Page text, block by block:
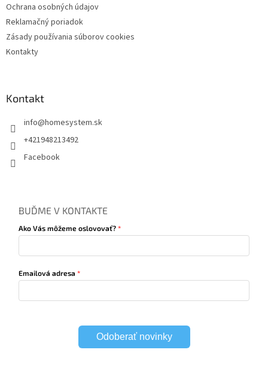
Ochrana osobných údajov
Reklamačný poriadok
Zásady používania súborov cookies
Kontakty
Kontakt
info@homesystem.sk
+421948213492
Facebook
BUĎME V KONTAKTE
Ako Vás môžeme oslovovať?
Emailová adresa
Odoberať novinky